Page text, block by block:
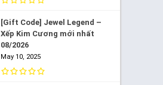
[Gift Code] Jewel Legend –
Xếp Kim Cương mới nhất
08/2026
May 10, 2025